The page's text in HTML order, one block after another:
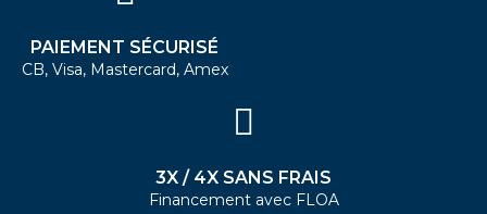
PAIEMENT SÉCURISÉ
CB, Visa, Mastercard, Amex
3X / 4X SANS FRAIS
Financement avec FLOA